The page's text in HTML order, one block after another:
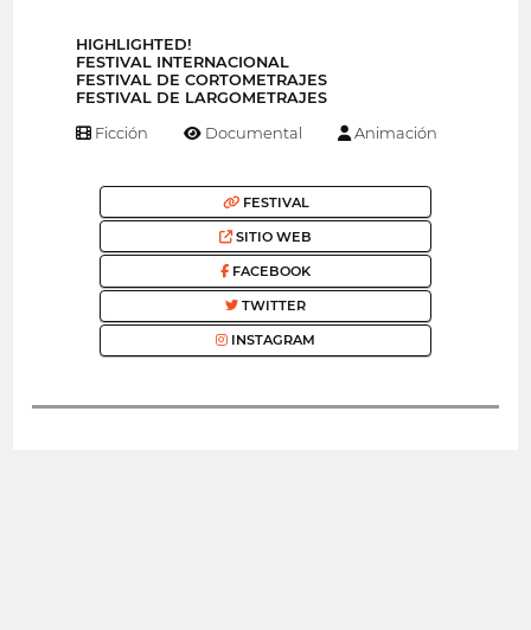
HIGHLIGHTED!
FESTIVAL INTERNACIONAL
FESTIVAL DE CORTOMETRAJES
FESTIVAL DE LARGOMETRAJES
Ficción Documental Animación
FESTIVAL
SITIO WEB
FACEBOOK
TWITTER
INSTAGRAM